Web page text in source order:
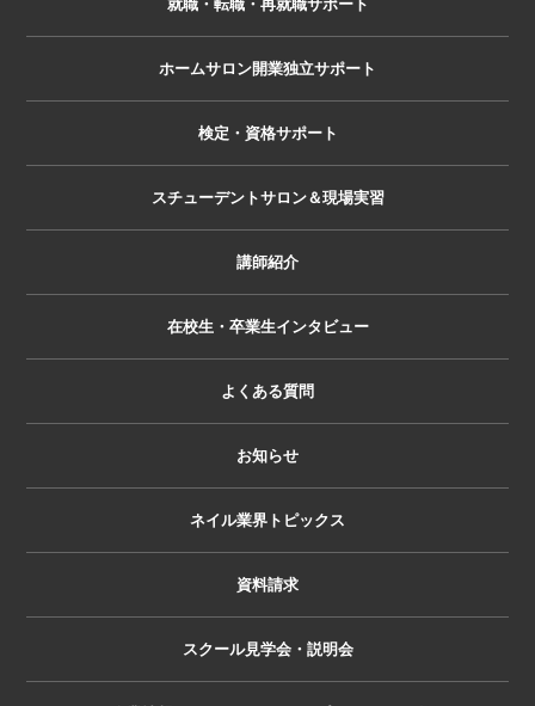
就職・転職・再就職サポート
ホームサロン開業独立サポート
検定・資格サポート
スチューデントサロン＆現場実習
講師紹介
在校生・卒業生インタビュー
よくある質問
お知らせ
ネイル業界トピックス
資料請求
スクール見学会・説明会